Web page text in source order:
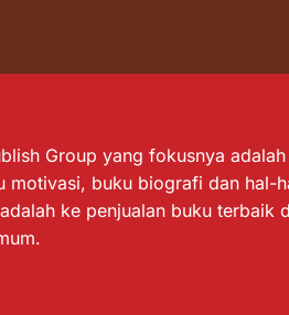
Group yang fokusnya
buku biografi dan hal-
ke penjualan buku